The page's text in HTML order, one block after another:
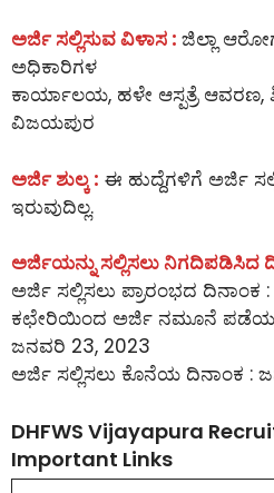
ಅರ್ಜಿ ಸಲ್ಲಿಸುವ ವಿಳಾಸ : ಜಿಲ್ಲಾ
ಅಧಿಕಾರಿಗಳ
ಕಾರ್ಯಾಲಯ, ಹಳೇ ಆಸ್ಪತ್ರೆ ಆವರಣ,
ವಿಜಯಪುರ
ಅರ್ಜಿ ಶುಲ್ಕ : ಈ ಹುದ್ದೆಗಳಿಗೆ ಅರ್ಜಿ
ಇರುವುದಿಲ್ಲ.
ಅರ್ಜಿಯನ್ನು ಸಲ್ಲಿಸಲು ನಿಗದಿಪಡಿಸಿದ
ಅರ್ಜಿ ಸಲ್ಲಿಸಲು ಪ್ರಾರಂಭದ ದಿನಾಂಕ
ಕಛೇರಿಯಿಂದ ಅರ್ಜಿ ನಮೂನೆ
ಜನವರಿ 23, 2023
ಅರ್ಜಿ ಸಲ್ಲಿಸಲು ಕೊನೆಯ ದಿನಾಂಕ :
DHFWS Vijayapura
Important Links